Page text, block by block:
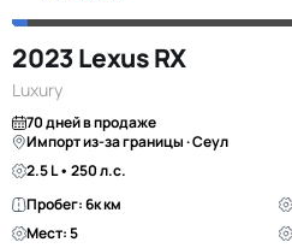
2023 Lexus RX
Luxury
70 дней в продаже
Импорт из-за границы · Сеул
2.5 L • 250 л.с.
Пробег: 6к км
Мест: 5